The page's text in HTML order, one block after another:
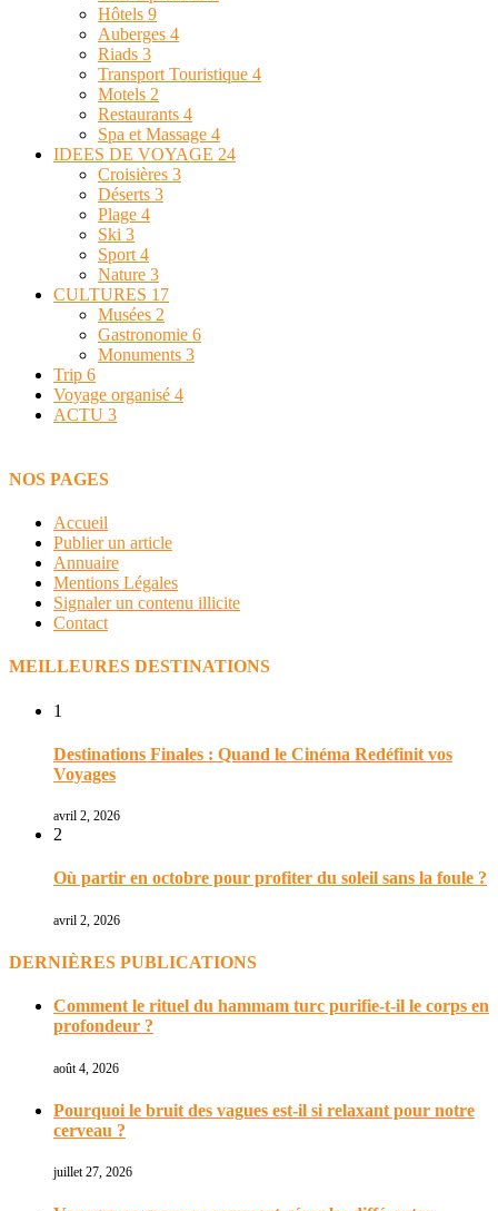
Hôtels 9
Auberges 4
Riads 3
Transport Touristique 4
Motels 2
Restaurants 4
Spa et Massage 4
IDEES DE VOYAGE 24
Croisières 3
Déserts 3
Plage 4
Ski 3
Sport 4
Nature 3
CULTURES 17
Musées 2
Gastronomie 6
Monuments 3
Trip 6
Voyage organisé 4
ACTU 3
NOS PAGES
Accueil
Publier un article
Annuaire
Mentions Légales
Signaler un contenu illicite
Contact
MEILLEURES DESTINATIONS
1
Destinations Finales : Quand le Cinéma Redéfinit vos
Voyages
avril 2, 2026
2
Où partir en octobre pour profiter du soleil sans la foule ?
avril 2, 2026
DERNIÈRES PUBLICATIONS
Comment le rituel du hammam turc purifie-t-il le corps en
profondeur ?
août 4, 2026
Pourquoi le bruit des vagues est-il si relaxant pour notre
cerveau ?
juillet 27, 2026